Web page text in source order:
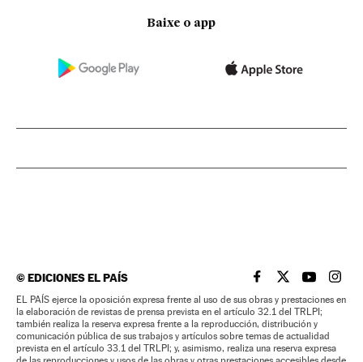
Baixe o app
©EDICIONES EL PAÍS EL PAÍS BRASIL EN
EL PAÍSEL PAÍS
EL
EL PAÍS ejerce la oposición expresa frente al uso de sus obras y prestaciones en
la elaboración de revistas de prensa prevista en el artículo 32.1 del TRLPI;
también realiza la reserva expresa frente a la reproducción, distribución y
comunicación pública de sus trabajos y artículos sobre temas de actualidad
prevista en el artículo 33.1 del TRLPI; y, asimismo, realiza una reserva expresa